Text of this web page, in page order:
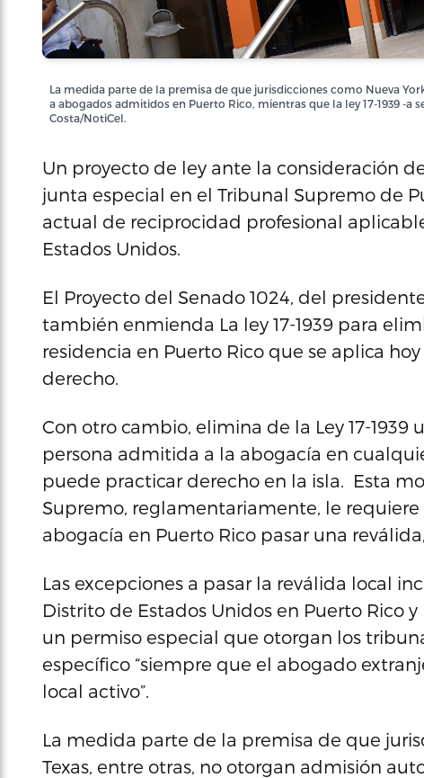
La medida parte de la premisa de que jurisdicciones como Nueva
a abogados admitidos en Puerto Rico, mientras que la ley 17-1939 -a
Costa/NotiCel.
Un proyecto de ley ante la consideración
junta especial en el Tribunal Supremo de
actual de reciprocidad profesional
Estados Unidos.
El Proyecto del Senado 1024, del
también enmienda La ley 17-1939 para
residencia en Puerto Rico que se aplica
derecho.
Con otro cambio, elimina de la Ley 17-
persona admitida a la abogacía en
puede practicar derecho en la isla. Esta
Supremo, reglamentariamente, le requiere
abogacía en Puerto Rico pasar una
Las excepciones a pasar la reválida local
Distrito de Estados Unidos en Puerto Rico
un permiso especial que otorgan los
específico “siempre que el abogado
local activo”.
La medida parte de la premisa de que
Texas, entre otras, no otorgan admisión